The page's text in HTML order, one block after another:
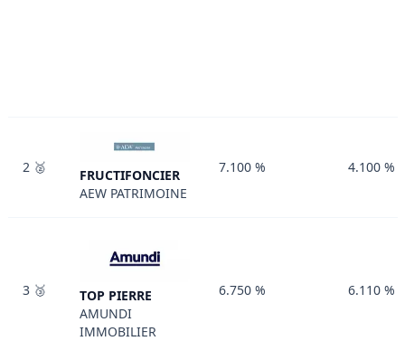
2 🥈
FRUCTIFONCIER
AEW PATRIMOINE
7.100 % 4.100 %
3 🥉
TOP PIERRE
AMUNDI
IMMOBILIER
6.750 % 6.110 %